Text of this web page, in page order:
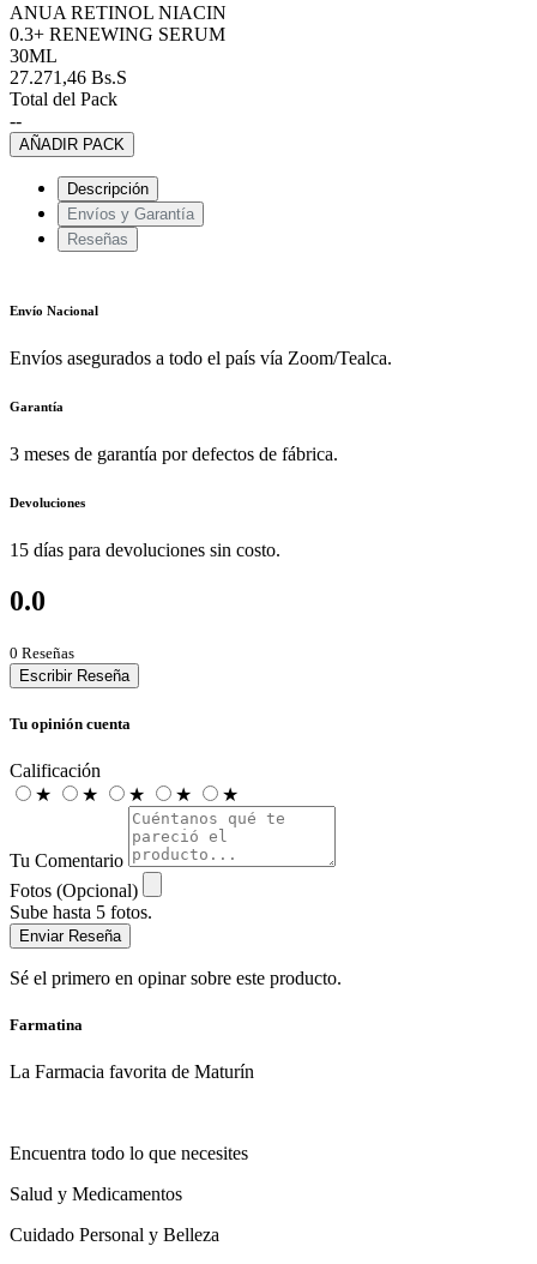
ANUA RETINOL NIACIN
0.3+ RENEWING SERUM
30ML
27.271,46 Bs.S
Total del Pack
--
AÑADIR PACK
Descripción
Envíos y Garantía
Reseñas
Envío Nacional
Envíos asegurados a todo el país vía Zoom/Tealca.
Garantía
3 meses de garantía por defectos de fábrica.
Devoluciones
15 días para devoluciones sin costo.
0.0
0 Reseñas
Escribir Reseña
Tu opinión cuenta
Calificación
★
★ ★ ★ ★
Tu Comentario
Fotos (Opcional)
Sube hasta 5 fotos.
Enviar Reseña
Sé el primero en opinar sobre este producto.
Farmatina
La Farmacia favorita de Maturín
Encuentra todo lo que necesites
Salud y Medicamentos
Cuidado Personal y Belleza